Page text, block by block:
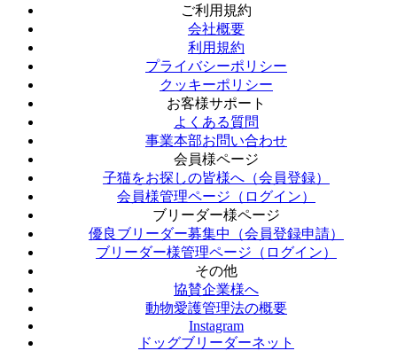
ご利用規約
会社概要
利用規約
プライバシーポリシー
クッキーポリシー
お客様サポート
よくある質問
事業本部お問い合わせ
会員様ページ
子猫をお探しの皆様へ（会員登録）
会員様管理ページ（ログイン）
ブリーダー様ページ
優良ブリーダー募集中（会員登録申請）
ブリーダー様管理ページ（ログイン）
その他
協賛企業様へ
動物愛護管理法の概要
Instagram
ドッグブリーダーネット